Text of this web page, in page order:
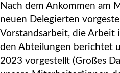
Nach dem Ankommen am
neuen Delegierten
Vorstandsarbeit, die Arbeit
den Abteilungen berichtet
2023 vorgestellt (Großes